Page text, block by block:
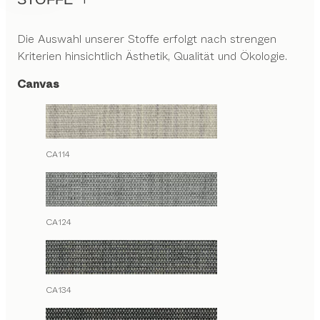
Die Auswahl unserer Stoffe erfolgt nach strengen
Kriterien hinsichtlich Ästhetik, Qualität und Ökologie.
Canvas
CA114
CA124
CA134